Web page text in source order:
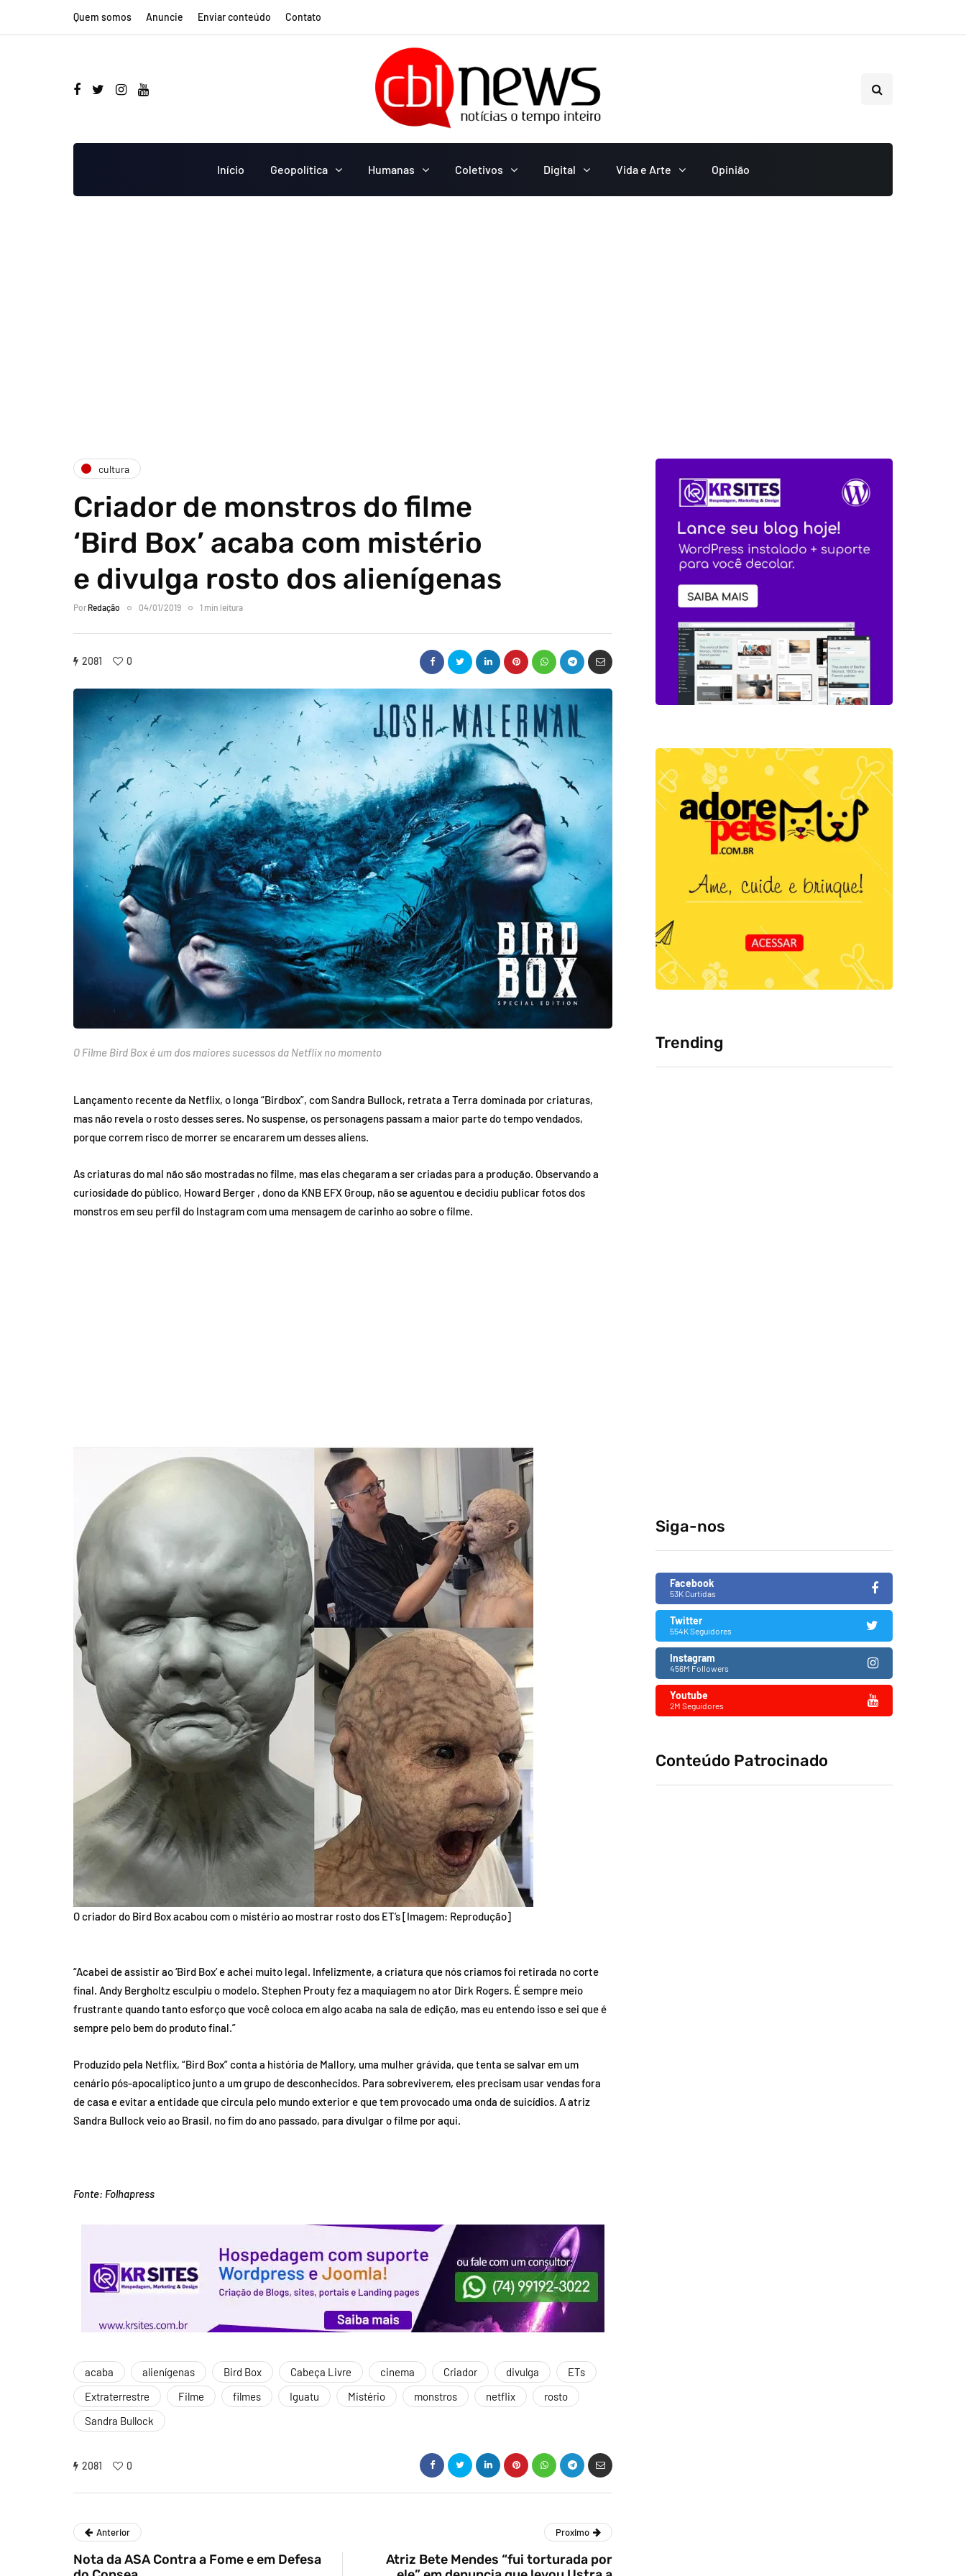
Quem somos Anuncie Enviar conteúdo Contato
Início Geopolítica Humanas Coletivos Digital Vida e Arte Opinião
cultura
Criador de monstros do filme
‘Bird Box’ acaba com mistério
e divulga rosto dos alienígenas
Por Redação 04/01/2019 1 min leitura
2081 0
O Filme Bird Box é um dos maiores sucessos da Netflix no momento
Lançamento recente da Netflix, o longa “Birdbox”, com Sandra Bullock, retrata a Terra dominada por criaturas,
mas não revela o rosto desses seres. No suspense, os personagens passam a maior parte do tempo vendados,
porque correm risco de morrer se encararem um desses aliens.
As criaturas do mal não são mostradas no filme, mas elas chegaram a ser criadas para a produção. Observando a
curiosidade do público, Howard Berger , dono da KNB EFX Group, não se aguentou e decidiu publicar fotos dos
monstros em seu perfil do Instagram com uma mensagem de carinho ao sobre o filme.
O criador do Bird Box acabou com o mistério ao mostrar rosto dos ET’s [Imagem: Reprodução]
“Acabei de assistir ao ‘Bird Box’ e achei muito legal. Infelizmente, a criatura que nós criamos foi retirada no corte
final. Andy Bergholtz esculpiu o modelo. Stephen Prouty fez a maquiagem no ator Dirk Rogers. É sempre meio
frustrante quando tanto esforço que você coloca em algo acaba na sala de edição, mas eu entendo isso e sei que é
sempre pelo bem do produto final.”
Produzido pela Netflix, “Bird Box” conta a história de Mallory, uma mulher grávida, que tenta se salvar em um
cenário pós-apocalíptico junto a um grupo de desconhecidos. Para sobreviverem, eles precisam usar vendas fora
de casa e evitar a entidade que circula pelo mundo exterior e que tem provocado uma onda de suicídios. A atriz
Sandra Bullock veio ao Brasil, no fim do ano passado, para divulgar o filme por aqui.
Fonte: Folhapress
acaba alienígenas Bird Box Cabeça Livre cinema Criador divulga
ETs
Extraterrestre
Filme filmes Iguatu Mistério monstros netflix
rosto
Sandra Bullock
2081 0
Trending
26/11/2019
Siga-nos
Facebook
53K Curtidas
Twitter
554K Seguidores
Instagram
456M Followers
Youtube
2M Seguidores
Conteúdo Patrocinado
Anterior
Nota da ASA Contra a Fome e em Defesa
Proximo
Atriz Bete Mendes “fui torturada por